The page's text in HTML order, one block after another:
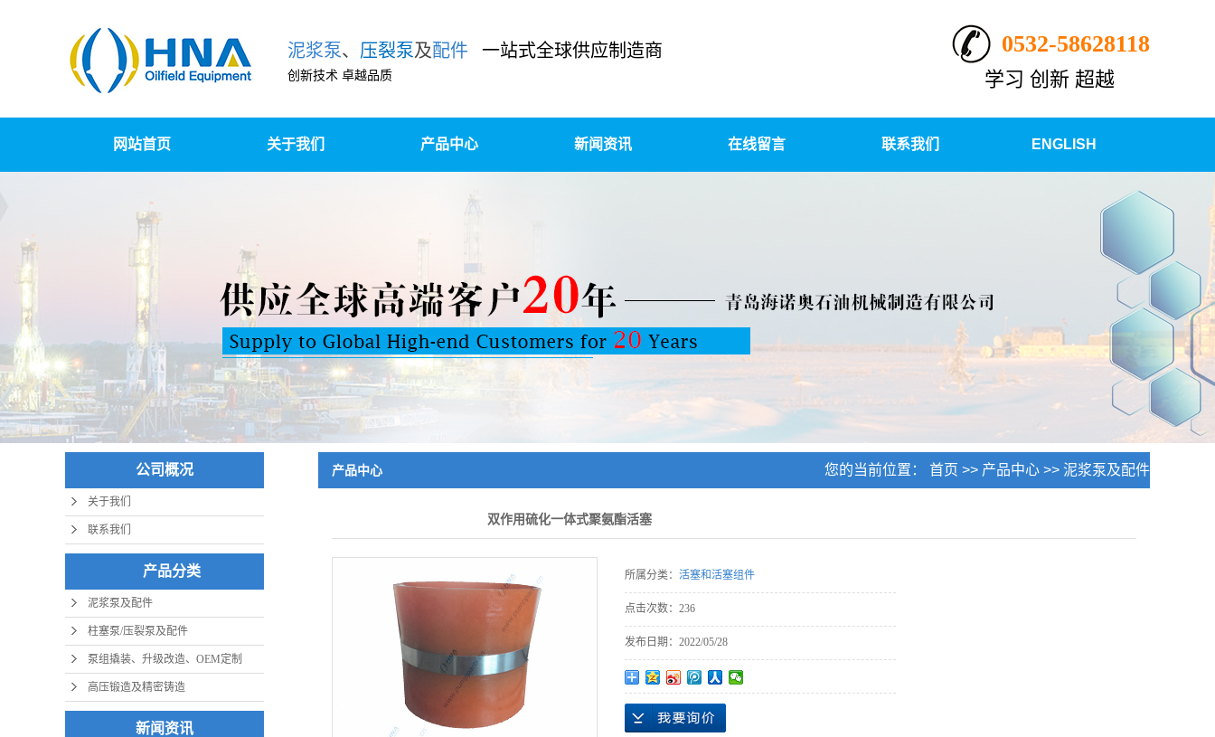
泥浆泵、 压裂泵及配件 一站式全球供应制造商
创新技术 卓越品质
0532-58628118
学习 创新 超越
网站首页 关于我们 产品中心
高压锻造及精密铸造
新闻资讯 在线留言 联系我们 ENGLISH
公司概况
关于我们
联系我们
产品分类
泥浆泵及配件
柱塞泵/压裂泵及配件
泵组撬装、升级改造、OEM定制
高压锻造及精密铸造
新闻资讯
产品中心 您的当前位置： 首页 >> 产品中心 >> 泥浆泵及配件
双作用硫化一体式聚氨酯活塞
所属分类： 活塞和活塞组件
点击次数： 236
发布日期： 2022/05/28